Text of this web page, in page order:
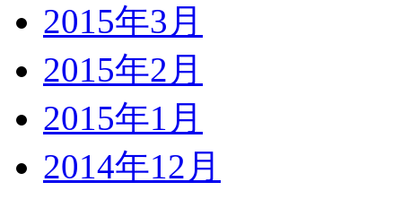
2015年3月
2015年2月
2015年1月
2014年12月